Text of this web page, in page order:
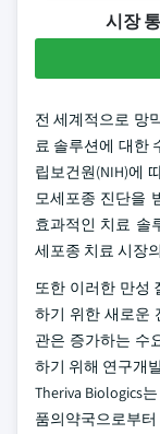
시장
전 세계적으로 망
료 솔루션에 대한
립보건원(NIH)에
모세포종 진단을
효과적인 치료 솔
세포종 치료 시장
또한 이러한 만성
하기 위한 새로운
관은 증가하는 수
하기 위해 연구개
Theriva Biologics
품의약국으로부